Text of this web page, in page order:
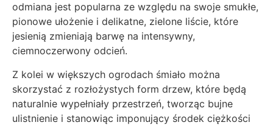
odmiana jest popularna ze względu na swoje smukłe,
pionowe ułożenie i delikatne, zielone liście, które
jesienią zmieniają barwę na intensywny,
ciemnoczerwony odcień.
Z kolei w większych ogrodach śmiało można
skorzystać z rozłożystych form drzew, które będą
naturalnie wypełniały przestrzeń, tworząc bujne
ulistnienie i stanowiąc imponujący środek ciężkości